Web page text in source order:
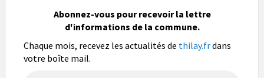
population mais également les visiteurs à son
bulletin municipal annuel en organisant un concours
photo gratuit OUVERT À TOUS.
Vous pouvez envoyer vos photo...Lire la suite
Abonnez-vous pour recevoir la lettre
d'informations de la commune.
Chaque mois, recevez les actualités de thilay.frdans
votre boîte mail.